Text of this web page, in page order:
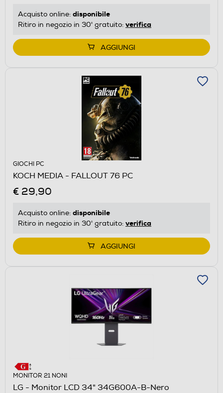
Acquisto online: disponibile
Ritiro in negozio in 30' gratuito: verifica
AGGIUNGI
GIOCHI PC
KOCH MEDIA - FALLOUT 76 PC
€ 29,90
Acquisto online: disponibile
Ritiro in negozio in 30' gratuito: verifica
AGGIUNGI
MONITOR 21 NONI
LG - Monitor LCD 34" 34G600A-B-Nero